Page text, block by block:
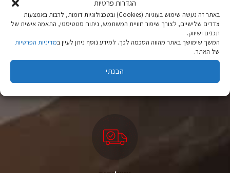
הגדרות פרטיות
באתר זה נעשה שימוש בעוגיות (Cookies) ובטכנולוגיות דומות, לרבות באמצעות
צדדים שלישיים, לצורך שיפור חוויית המשתמש, ניתוח סטטיסטי, התאמה אישית של
תכנים ושיווק.
המשך שימושך באתר מהווה הסכמה לכך. למידע נוסף ניתן לעיין במדיניות הפרטיות
של האתר.
הבנתי
האפשרויות
בעמוד
המוצר
ציוד טיולים
מהיבואן לצרכן
יבוא ישיר לצד מותגים מובילים במחירים ללא תחרות.